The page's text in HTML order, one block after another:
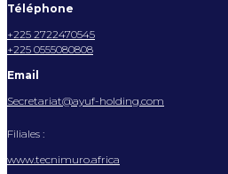
Téléphone
+225 2722470545
+225 0555080808
Email
Secretariat@ayuf-holding.com
Filiales :
www.tecnimuro.africa